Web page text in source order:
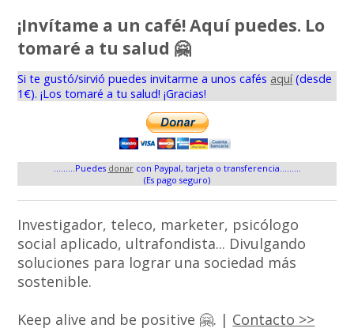
¡Invítame a un café! Aquí puedes. Lo
tomaré a tu salud 🤗
Si te gustó/sirvió puedes invitarme a unos cafés aquí(desde
1€). ¡Los tomaré a tu salud! ¡Gracias!
.........Puedes donarcon Paypal, tarjeta o transferencia.........
(Es pago seguro)
Investigador, teleco, marketer, psicólogo
social aplicado, ultrafondista... Divulgando
soluciones para lograr una sociedad más
sostenible.
Keep alive and be positive 🤗. | Contacto >>